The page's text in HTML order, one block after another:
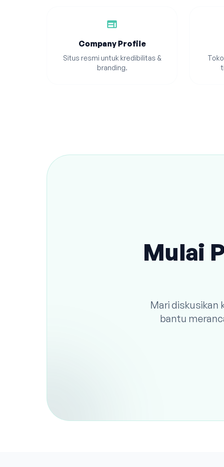
web
Company Profile
Situs resmi untuk kredibilitas &
branding.
Mulai
Mari diskusikan
bantu